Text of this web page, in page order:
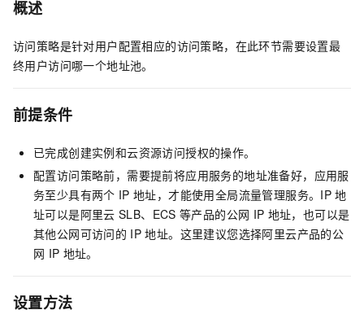
概述
访问策略是针对用户配置相应的访问策略，在此环节需要设置最
终用户访问哪一个地址池。
前提条件
已完成创建实例和云资源访问授权的操作。
配置访问策略前，需要提前将应用服务的地址准备好，应用服
务至少具有两个 IP 地址，才能使用全局流量管理服务。IP 地
址可以是阿里云 SLB、ECS 等产品的公网 IP 地址，也可以是
其他公网可访问的 IP 地址。这里建议您选择阿里云产品的公
网 IP 地址。
设置方法